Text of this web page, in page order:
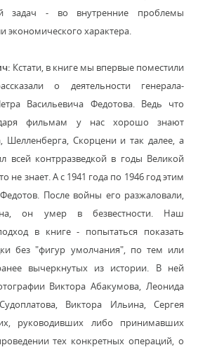
задач - во внутренние проблемы
экономического характера.
Кстати, в книге мы впервые поместили
о деятельности генерала-
Васильевича Федотова. Ведь что
фильмам у нас хорошо знают
Шелленберга, Скорцени и так далее, а
всей контрразведкой в годы Великой
не знает. А с 1941 года по 1946 год этим
После войны его разжаловали,
он умер в безвестности. Наш
в книге - попытаться показать
без "фигур умолчания", по тем или
вычеркнутых из истории. В ней
Виктора Абакумова, Леонида
Виктора Ильина, Сергея
руководивших либо принимавших
тех конкретных операций, о